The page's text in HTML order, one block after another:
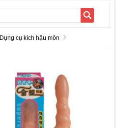
Dụng cụ kích hậu môn